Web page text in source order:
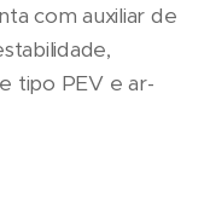
com auxiliar de
tipo PEV e ar-